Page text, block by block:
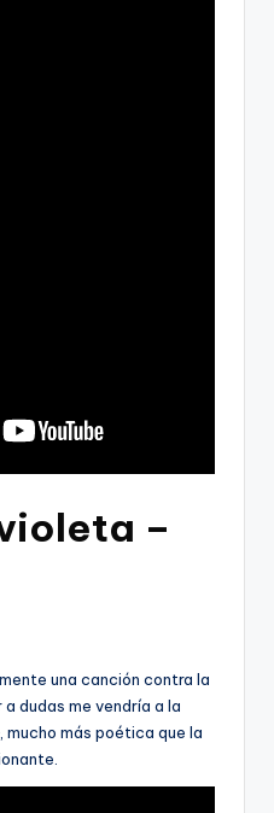
–
una canción contra la
dudas me vendría a la
más poética que la